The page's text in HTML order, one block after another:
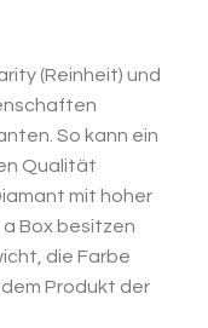
(Reinheit) und
So kann ein
Qualität
mit hoher
Box besitzen
die Farbe
Produkt der